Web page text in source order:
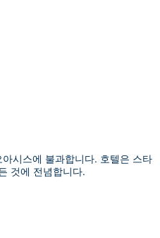
시스에 불과합니다. 호텔은 스타
것에 전념합니다.